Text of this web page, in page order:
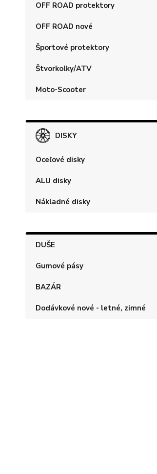
OFF ROAD protektory
OFF ROAD nové
Športové protektory
Štvorkolky/ATV
Moto-Scooter
DISKY
Oceľové disky
ALU disky
Nákladné disky
DUŠE
Gumové pásy
BAZÁR
Dodávkové nové - letné, zimné